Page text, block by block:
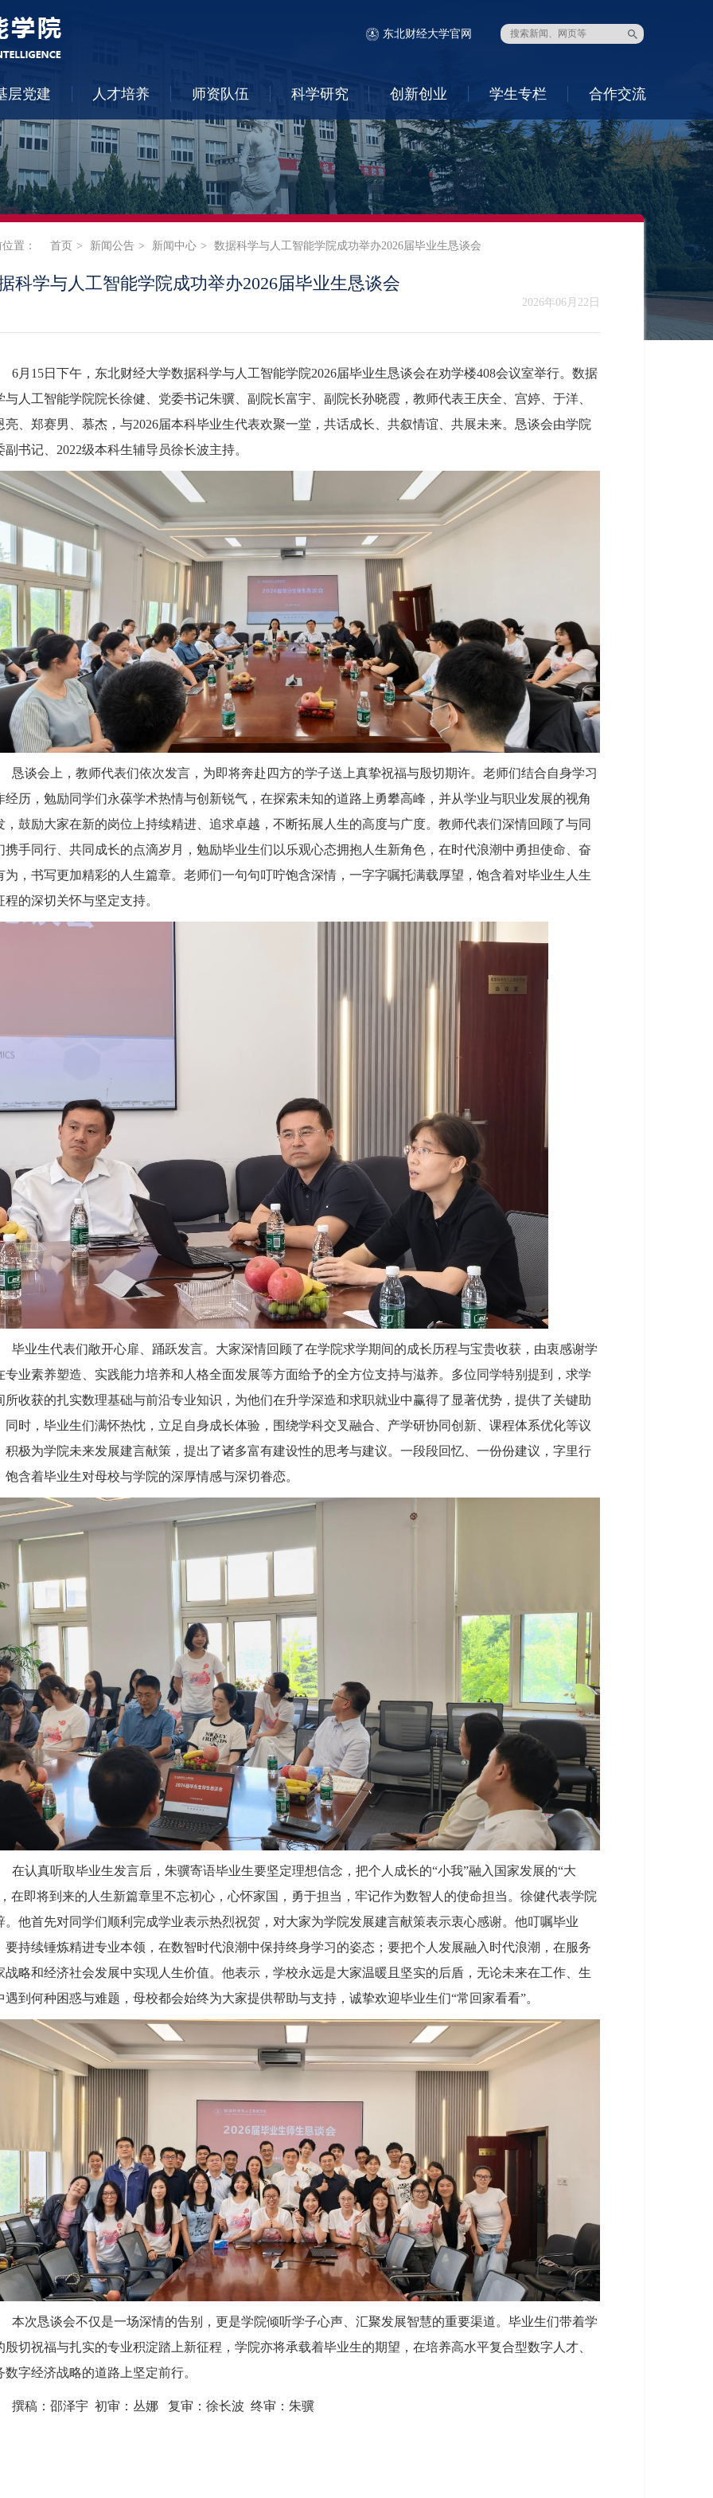
东北财经大学官网
层党建 人才培养 师资队伍 科学研究 创新创业 学生专栏 合作交流
置： 首页 新闻公告 新闻中心 数据科学与人工智能学院成功举办2026届毕业生恳谈会
科学与人工智能学院成功举办2026届毕业生恳谈会
2026年06月22日
6月15日下午，东北财经大学数据科学与人工智能学院2026届毕业生恳谈会在劝学楼408会议室举行。数据
与人工智能学院院长徐健、党委书记朱骥、副院长富宇、副院长孙晓霞，教师代表王庆全、宫婷、于洋、
亮、郑赛男、慕杰，与2026届本科毕业生代表欢聚一堂，共话成长、共叙情谊、共展未来。恳谈会由学院
副书记、2022级本科生辅导员徐长波主持。
恳谈会上，教师代表们依次发言，为即将奔赴四方的学子送上真挚祝福与殷切期许。老师们结合自身学习
经历，勉励同学们永葆学术热情与创新锐气，在探索未知的道路上勇攀高峰，并从学业与职业发展的视角
，鼓励大家在新的岗位上持续精进、追求卓越，不断拓展人生的高度与广度。教师代表们深情回顾了与同
携手同行、共同成长的点滴岁月，勉励毕业生们以乐观心态拥抱人生新角色，在时代浪潮中勇担使命、奋
为，书写更加精彩的人生篇章。老师们一句句叮咛饱含深情，一字字嘱托满载厚望，饱含着对毕业生人生
程的深切关怀与坚定支持。
毕业生代表们敞开心扉、踊跃发言。大家深情回顾了在学院求学期间的成长历程与宝贵收获，由衷感谢学
专业素养塑造、实践能力培养和人格全面发展等方面给予的全方位支持与滋养。多位同学特别提到，求学
所收获的扎实数理基础与前沿专业知识，为他们在升学深造和求职就业中赢得了显著优势，提供了关键助
同时，毕业生们满怀热忱，立足自身成长体验，围绕学科交叉融合、产学研协同创新、课程体系优化等议
积极为学院未来发展建言献策，提出了诸多富有建设性的思考与建议。一段段回忆、一份份建议，字里行
饱含着毕业生对母校与学院的深厚情感与深切眷恋。
在认真听取毕业生发言后，朱骥寄语毕业生要坚定理想信念，把个人成长的“小我”融入国家发展的“大
在即将到来的人生新篇章里不忘初心，心怀家国，勇于担当，牢记作为数智人的使命担当。徐健代表学院
。他首先对同学们顺利完成学业表示热烈祝贺，对大家为学院发展建言献策表示衷心感谢。他叮嘱毕业
要持续锤炼精进专业本领，在数智时代浪潮中保持终身学习的姿态；要把个人发展融入时代浪潮，在服务
战略和经济社会发展中实现人生价值。他表示，学校永远是大家温暖且坚实的后盾，无论未来在工作、生
遇到何种困惑与难题，母校都会始终为大家提供帮助与支持，诚挚欢迎毕业生们“常回家看看”。
本次恳谈会不仅是一场深情的告别，更是学院倾听学子心声、汇聚发展智慧的重要渠道。毕业生们带着学
殷切祝福与扎实的专业积淀踏上新征程，学院亦将承载着毕业生的期望，在培养高水平复合型数字人才、
数字经济战略的道路上坚定前行。
撰稿：邵泽宇 初审：丛娜 复审：徐长波 终审：朱骥